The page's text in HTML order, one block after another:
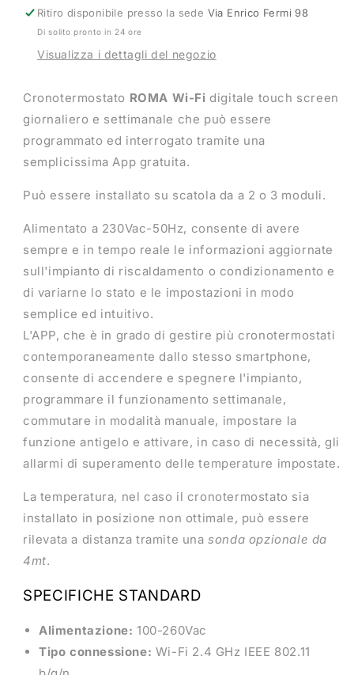
Ritiro disponibile presso la sede Via Enrico Fermi 98
Di solito pronto in 24 ore
Visualizza i dettagli del negozio
Cronotermostato ROMA Wi-Fi digitale touch screen
giornaliero e settimanale che può essere
programmato ed interrogato tramite una
semplicissima App gratuita.
Può essere installato su scatola da a 2 o 3 moduli.
Alimentato a 230Vac-50Hz, consente di avere
sempre e in tempo reale le informazioni aggiornate
sull'impianto di riscaldamento o condizionamento e
di variarne lo stato e le impostazioni in modo
semplice ed intuitivo.
L'APP, che è in grado di gestire più cronotermostati
contemporaneamente dallo stesso smartphone,
consente di accendere e spegnere l'impianto,
programmare il funzionamento settimanale,
commutare in modalità manuale, impostare la
funzione antigelo e attivare, in caso di necessità, gli
allarmi di superamento delle temperature impostate.
La temperatura, nel caso il cronotermostato sia
installato in posizione non ottimale, può essere
rilevata a distanza tramite unasonda opzionale da
4mt.
SPECIFICHE STANDARD
Alimentazione: 100-260Vac
Tipo connessione: Wi-Fi 2.4 GHz IEEE 802.11